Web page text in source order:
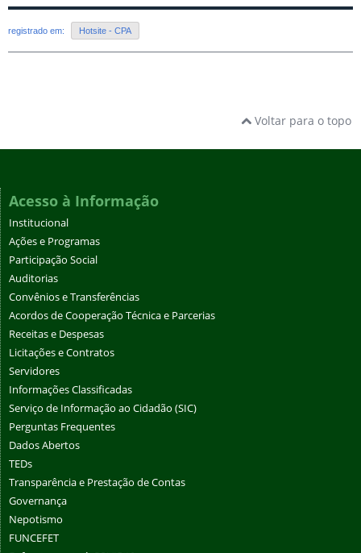
registrado em: Hotsite - CPA
Voltar para o topo
Acesso à Informação
Institucional
Ações e Programas
Participação Social
Auditorias
Convênios e Transferências
Acordos de Cooperação Técnica e Parcerias
Receitas e Despesas
Licitações e Contratos
Servidores
Informações Classificadas
Serviço de Informação ao Cidadão (SIC)
Perguntas Frequentes
Dados Abertos
TEDs
Transparência e Prestação de Contas
Governança
Nepotismo
FUNCEFET